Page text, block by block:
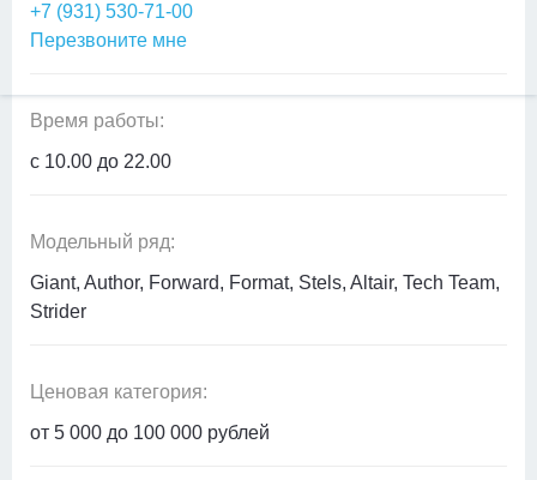
+7 (931) 530-71-00
Перезвоните мне
Время работы:
с 10.00 до 22.00
Модельный ряд:
Giant, Author, Forward, Format, Stels, Altair, Tech Team,
Strider
Ценовая категория:
от 5 000 до 100 000 рублей